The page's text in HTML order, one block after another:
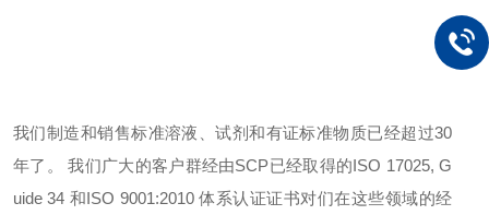
我们制造和销售标准溶液、试剂和有证标准物质已经超过30
年了。 我们广大的客户群经由SCP已经取得的ISO 17025, G
uide 34 和ISO 9001:2010 体系认证证书对们在这些领域的经